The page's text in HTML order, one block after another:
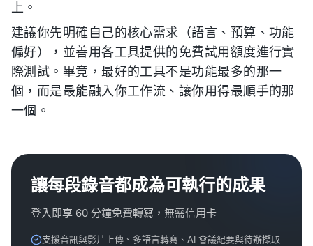
上。
建議你先明確自己的核心需求（語言、預算、功能
偏好），並善用各工具提供的免費試用額度進行實
際測試。畢竟，最好的工具不是功能最多的那一
個，而是最能融入你工作流、讓你用得最順手的那
一個。
讓每段錄音都成為可執行的成果
登入即享 60 分鐘免費轉寫，無需信用卡
支援音訊與影片上傳、多語言轉寫、AI 會議紀要與待辦擷取